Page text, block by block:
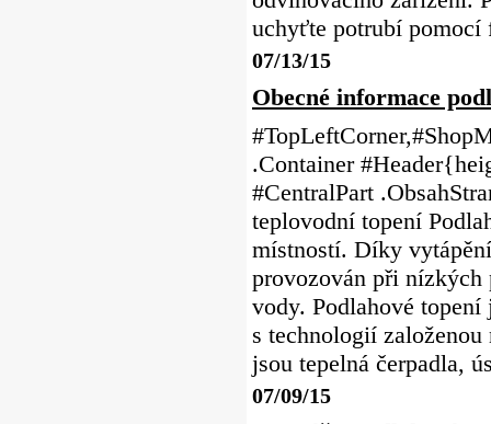
uchyťte potrubí pomocí
07/13/15
Obecné informace
.Container
#CentralPart
teplovodní topení
místností. Díky
provozován při nízkých
vody. Podlahové
s technologií
jsou tepelná čerpadla,
07/09/15